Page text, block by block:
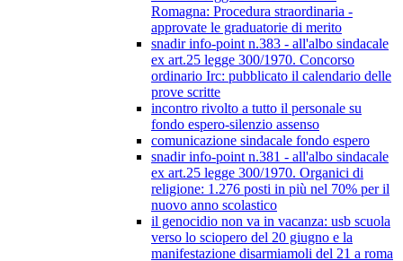
Romagna: Procedura straordinaria -
approvate le graduatorie di merito
snadir info-point n.383 - all'albo sindacale
ex art.25 legge 300/1970. Concorso
ordinario Irc: pubblicato il calendario delle
prove scritte
incontro rivolto a tutto il personale su
fondo espero-silenzio assenso
comunicazione sindacale fondo espero
snadir info-point n.381 - all'albo sindacale
ex art.25 legge 300/1970. Organici di
religione: 1.276 posti in più nel 70% per il
nuovo anno scolastico
il genocidio non va in vacanza: usb scuola
verso lo sciopero del 20 giugno e la
manifestazione disarmiamoli del 21 a roma